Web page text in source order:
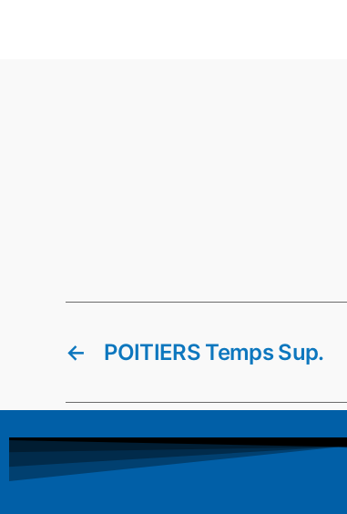
← POITIERS Temps Sup.